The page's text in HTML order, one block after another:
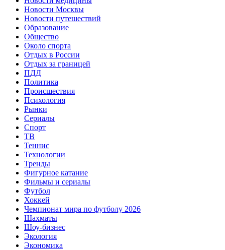
Новости Москвы
Новости путешествий
Образование
Общество
Около спорта
Отдых в России
Отдых за границей
ПДД
Политика
Происшествия
Психология
Рынки
Сериалы
Спорт
ТВ
Теннис
Технологии
Тренды
Фигурное катание
Фильмы и сериалы
Футбол
Хоккей
Чемпионат мира по футболу 2026
Шахматы
Шоу-бизнес
Экология
Экономика